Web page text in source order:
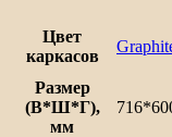
Цвет
каркасов
Размер
(В*Ш*Г),
мм